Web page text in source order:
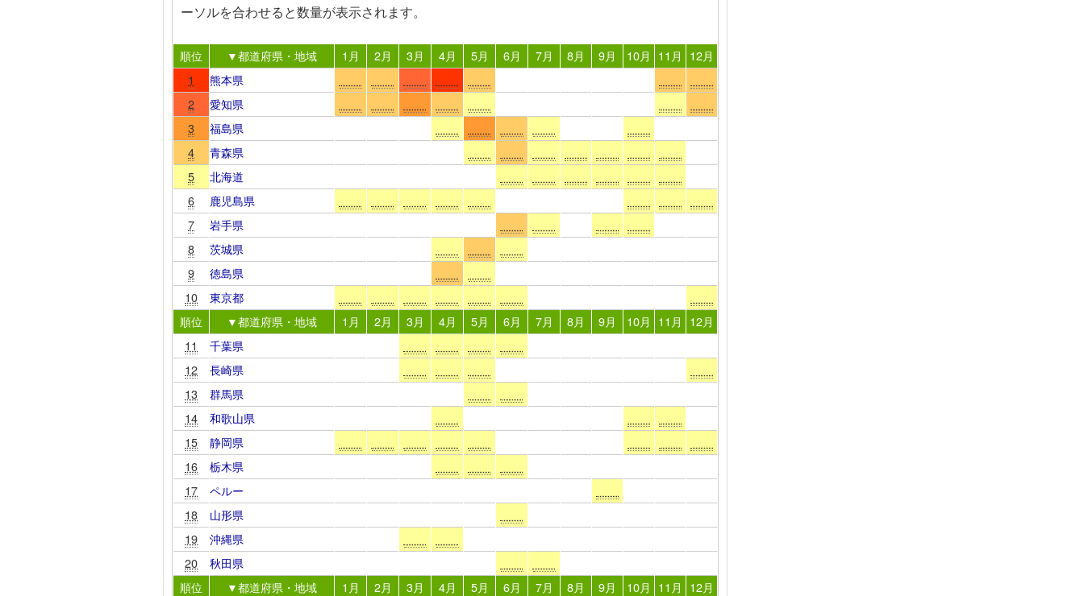
ーソルを合わせると数量が表示されます。
順位 ▼都道府県・地域 1月 2月 3月 4月 5月 6月 7月 8月 9月 10月 11月
12月
1
熊本県
2
愛知県
3
福島県
4
青森県
5
北海道
6
鹿児島県
7
岩手県
8
茨城県
9
徳島県
10
東京都
順位
▼都道府県・地域 1月 2月 3月 4月 5月 6月 7月 8月 9月 10月 11月
12月
11
千葉県
12
長崎県
13
群馬県
14
和歌山県
15
静岡県
16
栃木県
17
ペルー
18
山形県
19
沖縄県
20
秋田県
順位
▼都道府県・地域 1月 2月 3月 4月 5月 6月 7月 8月 9月 10月 11月 12月